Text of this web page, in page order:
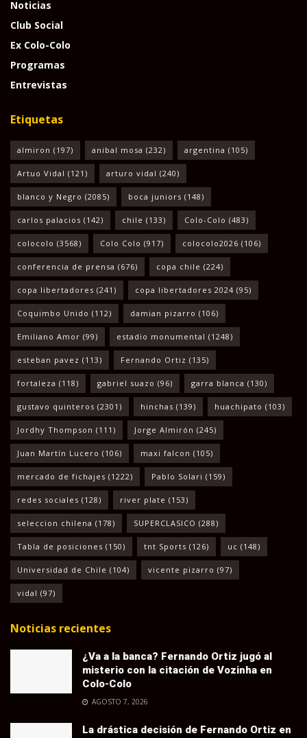
Noticias
Club Social
Ex Colo-Colo
Programas
Entrevistas
Etiquetas
almiron (197) anibal mosa (232) argentina (105)
Artuo Vidal (121) arturo vidal (240)
blanco y Negro (2085) boca juniors (148)
carlos palacios (142) chile (133) Colo-Colo (483)
colocolo (3568) Colo Colo (917) colocolo2026 (106)
conferencia de prensa (676) copa chile (224)
copa libertadores (241) copa libertadores 2024 (95)
Coquimbo Unido (112) damian pizarro (106)
Emiliano Amor (99) estadio monumental (1248)
esteban pavez (113) Fernando Ortiz (135)
fortaleza (118) gabriel suazo (96) garra blanca (130)
gustavo quinteros (2301) hinchas (139) huachipato (103)
Jordhy Thompson (111) Jorge Almirón (245)
Juan Martín Lucero (106) maxi falcon (105)
mercado de fichajes (1222) Pablo Solari (159)
redes sociales (128) river plate (153)
seleccion chilena (178) SUPERCLASICO (288)
Tabla de posiciones (150) tnt Sports (126) uc (148)
Universidad de Chile (104) vicente pizarro (97)
vidal (97)
Noticias recientes
¿Va a la banca? Fernando Ortiz jugó al
misterio con la citación de Vozinha en
Colo-Colo
AGOSTO 7, 2026
La drástica decisión de Fernando Ortiz en